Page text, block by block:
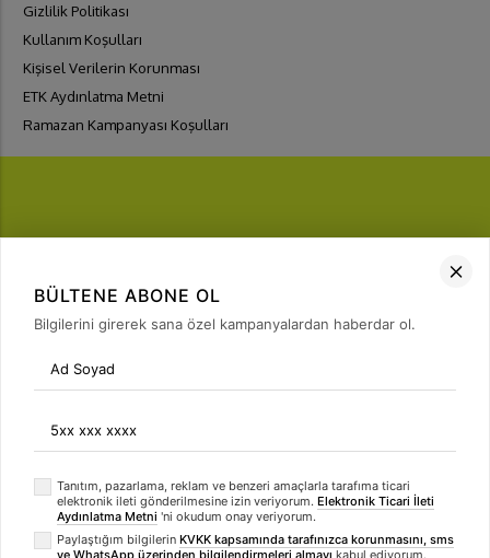
Gizlilik Politikası
Kullanım Koşulları
Kişisel Verilerin Korunması
ETK Aydınlatma Metni
Ramazan Kampanyası Koşulları
FIRSATLARI YAKALA
Bülten Üyeliği
arrow_forward
BÜLTENE ABONE OL
Bilgilerini girerek sana özel kampanyalardan haberdar ol.
Tanıtım, pazarlama, reklam ve benzeri amaçlarla tarafıma ticari
elektronik ileti gönderilmesine izin veriyorum. Elektronik Ticari İleti
Aydınlatma Metni 'ni okudum onay veriyorum.
Paylaştığım bilgilerin KVKK kapsamında tarafınızca korunmasını, sms
ve WhatsApp üzerinden bilgilendirmeleri almayı kabul ediyorum.